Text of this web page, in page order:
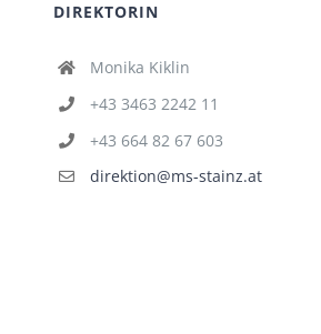
DIREKTORIN
Monika Kiklin
+43 3463 2242 11
+43 664 82 67 603
direktion@ms-stainz.at